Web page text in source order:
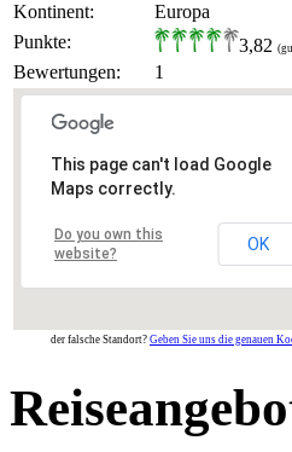
Kontinent:
Europa
Punkte:
3,82
Bewertungen: 1
This page can't load Google
Maps correctly.
Do you own this
website?
OK
der falsche Standort? Geben Sie uns die genauen